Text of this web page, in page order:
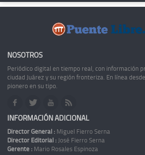
NOSOTROS
Periódico digital en tiempo real, con información
ciudad Juárez y su región fronteriza. En línea
pionero en su tipo.
INFORMACIÓN ADICIONAL
Director General : Miguel Fierro Serna
Director Editorial : José Fierro Serna
Gerente : Mario Rosales Espinoza